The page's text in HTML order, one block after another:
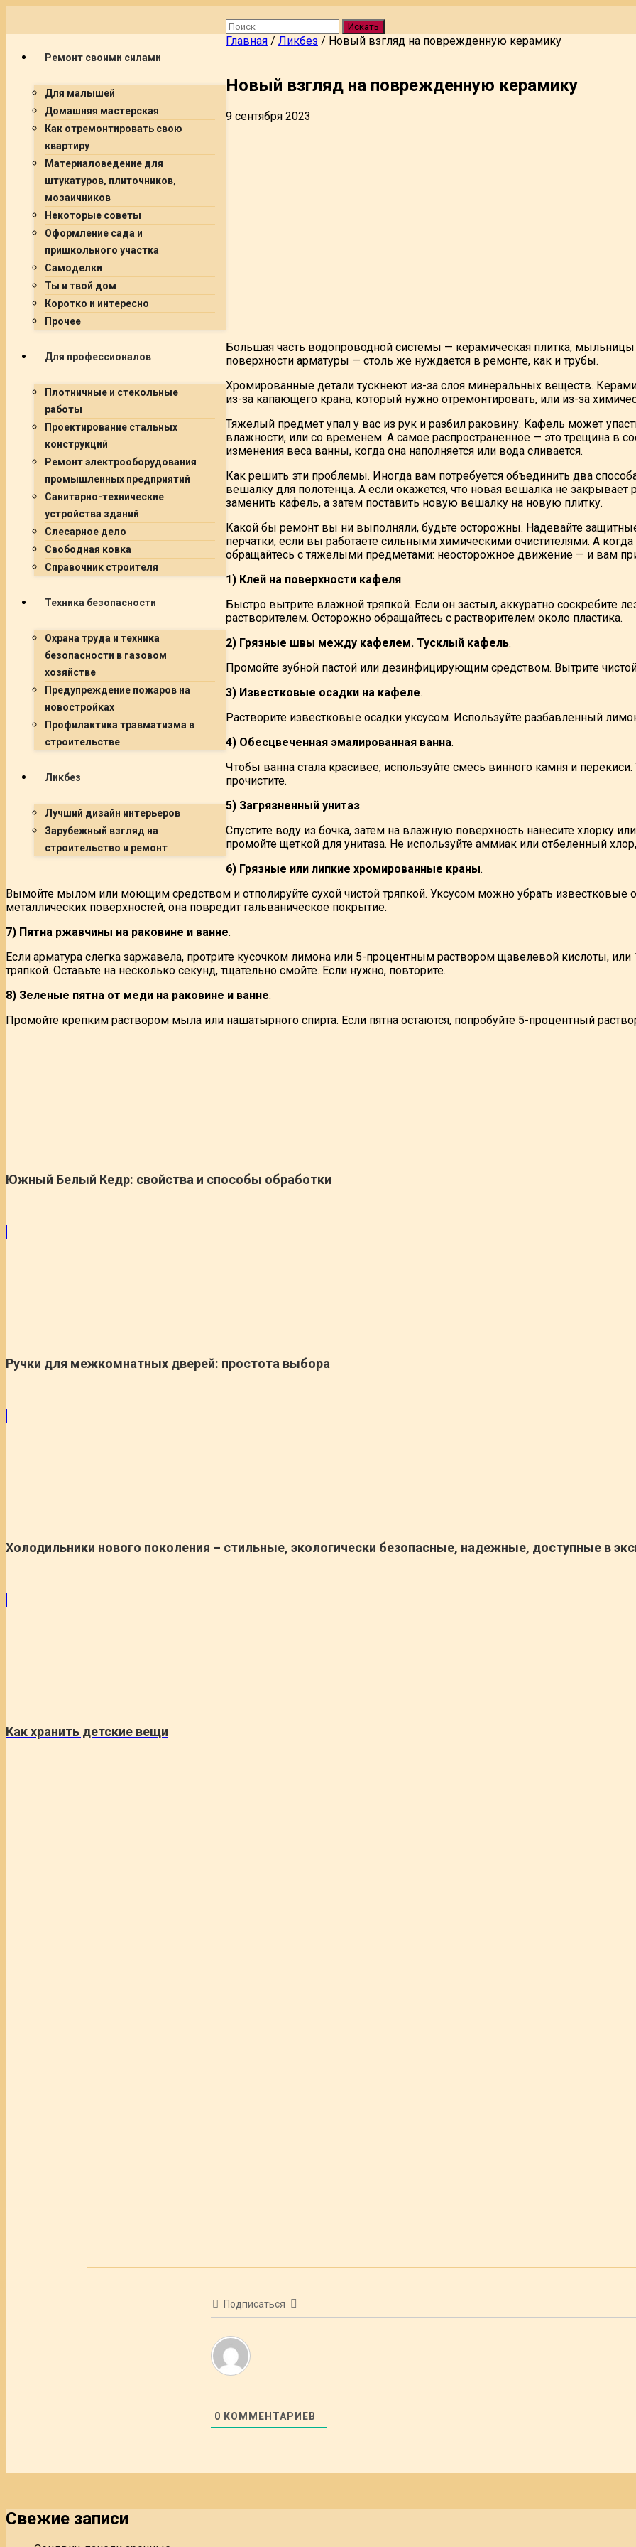
Ремонт своими силами
Для малышей
Домашняя мастерская
Как отремонтировать свою
квартиру
Материаловедение для
штукатуров, плиточников,
мозаичников
Некоторые советы
Оформление сада и
пришкольного участка
Самоделки
Ты и твой дом
Коротко и интересно
Прочее
Для профессионалов
Плотничные и стекольные
работы
Проектирование стальных
конструкций
Ремонт электрооборудования
промышленных предприятий
Санитарно-технические
устройства зданий
Слесарное дело
Свободная ковка
Справочник строителя
Техника безопасности
Охрана труда и техника
безопасности в газовом
хозяйстве
Предупреждение пожаров на
новостройках
Профилактика травматизма в
строительстве
Ликбез
Лучший дизайн интерьеров
Зарубежный взгляд на
строительство и ремонт
Искать
Главная / Ликбез / Новый взгляд на поврежденную керамику
Новый взгляд на поврежденную керамику
9 сентября 2023
Большая часть водопроводной системы — керамическая плитка,
поверхности арматуры — столь же нуждается в ремонте, как и трубы.
Хромированные детали тускнеют из-за слоя минеральных веществ.
из-за капающего крана, который нужно отремонтировать, или из-за
Тяжелый предмет упал у вас из рук и разбил раковину. Кафель может
влажности, или со временем. А самое распространенное — это трещина в
изменения веса ванны, когда она наполняется или вода сливается.
Как решить эти проблемы. Иногда вам потребуется объединить два
вешалку для полотенца. А если окажется, что новая вешалка не закрывает
заменить кафель, а затем поставить новую вешалку на новую плитку.
Какой бы ремонт вы ни выполняли, будьте осторожны. Надевайте
перчатки, если вы работаете сильными химическими очистителями. А
обращайтесь с тяжелыми предметами: неосторожное движение — и вам
1) Клей на поверхности кафеля.
Быстро вытрите влажной тряпкой. Если он застыл, аккуратно соскребите
растворителем. Осторожно обращайтесь с растворителем около пластика.
2) Грязные швы между кафелем. Тусклый кафель.
Промойте зубной пастой или дезинфицирующим средством. Вытрите чистой
3) Известковые осадки на кафеле.
Растворите известковые осадки уксусом. Используйте разбавленный
4) Обесцвеченная эмалированная ванна.
Чтобы ванна стала красивее, используйте смесь винного камня и
прочистите.
5) Загрязненный унитаз.
Спустите воду из бочка, затем на влажную поверхность нанесите хлорку
промойте щеткой для унитаза. Не используйте аммиак или отбеленный
6) Грязные или липкие хромированные краны.
Вымойте мылом или моющим средством и отполируйте сухой чистой тряпкой. Уксусом можно убрать известковые
металлических поверхностей, она повредит гальваническое покрытие.
7) Пятна ржавчины на раковине и ванне.
Если арматура слегка заржавела, протрите кусочком лимона или 5-процентным раствором щавелевой кислоты,
тряпкой. Оставьте на несколько секунд, тщательно смойте. Если нужно, повторите.
8) Зеленые пятна от меди на раковине и ванне.
Промойте крепким раствором мыла или нашатырного спирта. Если пятна остаются, попробуйте 5-процентный
Южный Белый Кедр: свойства и способы обработки
Ручки для межкомнатных дверей: простота выбора
Холодильники нового поколения – стильные, экологически безопасные, надежные, доступные в
Как хранить детские вещи
Подписаться
0 КОММЕНТАРИЕВ
Свежие записи